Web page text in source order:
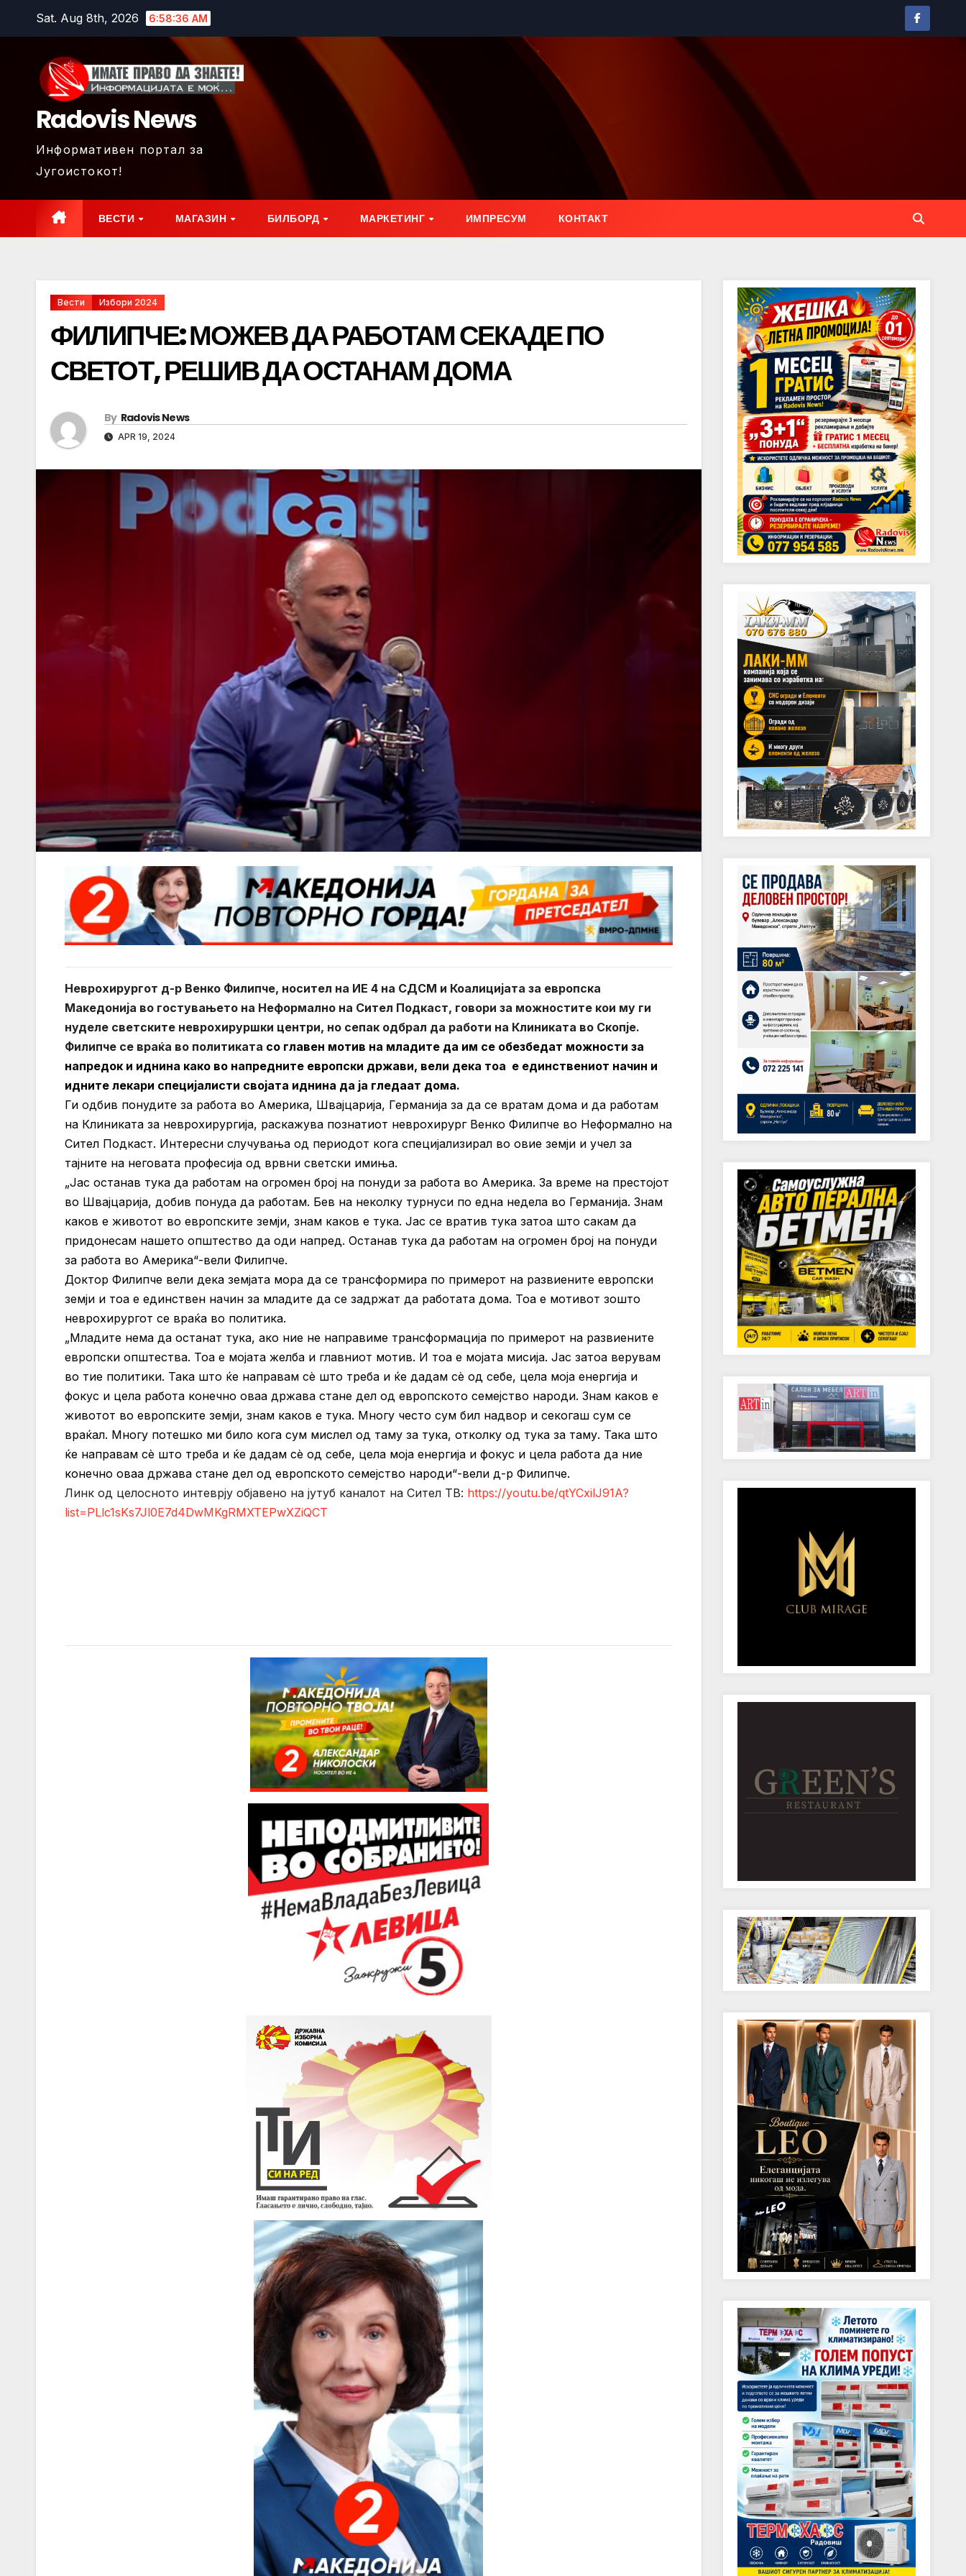
Sat. Aug 8th, 2026 6:58:37 AM
Radovis News
Информативен портал за
Југоистокот!
ВЕСТИ МАГАЗИН БИЛБОРД МАРКЕТИНГ ИМПРЕСУМ КОНТАКТ
Вести Избори 2024
ФИЛИПЧЕ: МОЖЕВ ДА РАБОТАМ СЕКАДЕ ПО
СВЕТОТ, РЕШИВ ДА ОСТАНАМ ДОМА
By Radovis News
APR 19, 2024
Неврохирургот д-р Венко Филипче, носител на ИЕ 4 на СДСМ и Коалицијата за европска
Македонија во гостувањето на Неформално на Сител Подкаст, говори за можностите кои му ги
нуделе светските неврохируршки центри, но сепак одбрал да работи на Клиниката во Скопје.
Филипче се враќа во политиката со главен мотив на младите да им се обезбедат можности за
напредок и иднина како во напредните европски држави, вели дека тоа е единствениот начин и
идните лекари специјалисти својата иднина да ја гледаат дома.
Ги одбив понудите за работа во Америка, Швајцарија, Германија за да се вратам дома и да работам
на Клиниката за неврохирургија, раскажува познатиот неврохирург Венко Филипче во Неформално на
Сител Подкаст. Интересни случувања од периодот кога специјализирал во овие земји и учел за
тајните на неговата професија од врвни светски имиња.
„Јас останав тука да работам на огромен број на понуди за работа во Америка. За време на престојот
во Швајцарија, добив понуда да работам. Бев на неколку турнуси по една недела во Германија. Знам
каков е животот во европските земји, знам каков е тука. Јас се вратив тука затоа што сакам да
придонесам нашето општество да оди напред. Останав тука да работам на огромен број на понуди
за работа во Америка“-вели Филипче.
Доктор Филипче вели дека земјата мора да се трансформира по примерот на развиените европски
земји и тоа е единствен начин за младите да се задржат да работата дома. Тоа е мотивот зошто
неврохирургот се враќа во политика.
„Младите нема да останат тука, ако ние не направиме трансформација по примерот на развиените
европски општества. Тоа е мојата желба и главниот мотив. И тоа е мојата мисија. Јас затоа верувам
во тие политики. Така што ќе направам сè што треба и ќе дадам сè од себе, цела моја енергија и
фокус и цела работа конечно оваа држава стане дел од европското семејство народи. Знам каков е
животот во европските земји, знам каков е тука. Многу често сум бил надвор и секогаш сум се
враќал. Многу потешко ми било кога сум мислел од таму за тука, отколку од тука за таму. Така што
ќе направам сè што треба и ќе дадам сè од себе, цела моја енергија и фокус и цела работа да ние
конечно оваа држава стане дел од европското семејство народи“-вели д-р Филипче.
Линк од целосното интеврју објавено на јутуб каналот на Сител ТВ: https://youtu.be/qtYCxilJ91A?
list=PLlc1sKs7Jl0E7d4DwMKgRMXTEPwXZiQCT